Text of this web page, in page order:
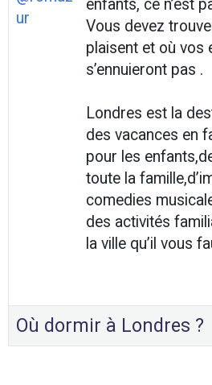
enfants, ce n’est
Vous devez
plaisent et où vos
s’ennuieront pas .
Londres est la
des vacances en
pour les
toute la
comedies
des activités
la ville qu’il vous
Où dormir à Londres ?